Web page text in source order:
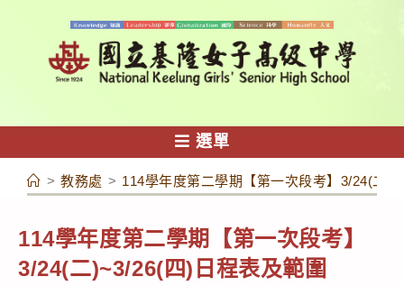
容
選單
> 教務處 > 114學年度第二學期【第一次段考】3/24(二
114學年度第二學期【第一次段考】
3/24(二)~3/26(四)日程表及範圍